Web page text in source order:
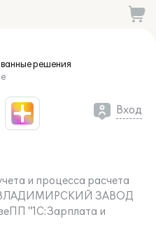
решения
Вход
и процесса расчета
ЗАВОД
"1С:Зарплата и